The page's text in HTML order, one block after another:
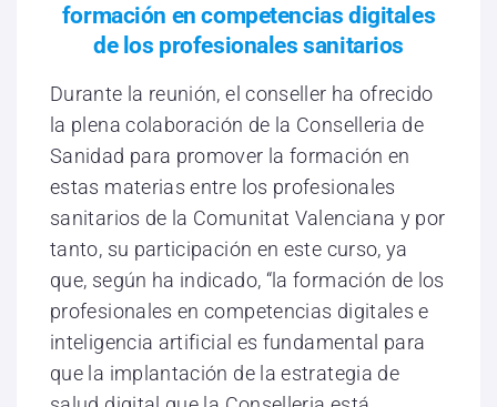
formación en competencias digitales
de los profesionales sanitarios
Durante la reunión, el conseller ha ofrecido
la plena colaboración de la Conselleria de
Sanidad para promover la formación en
estas materias entre los profesionales
sanitarios de la Comunitat Valenciana y por
tanto, su participación en este curso, ya
que, según ha indicado, “la formación de los
profesionales en competencias digitales e
inteligencia artificial es fundamental para
que la implantación de la estrategia de